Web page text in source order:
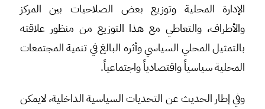
الإدارة المحلية وتوزيع بعض الصلاحيات بين المركز
والأطراف، والتعاطي مع هذا التوزيع من منظور علاقته
بالتمثيل المحلي السياسي وأثره البالغ في تنمية المجتمعات
المحلية سياسياً واقتصادياً واجتماعياً.
وفي إطار الحديث عن التحديات السياسية الداخلية، لايمكن